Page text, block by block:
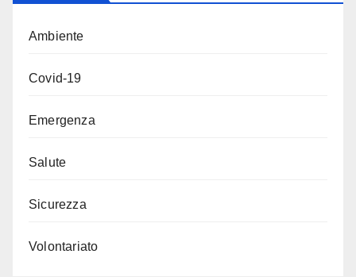
Ambiente
Covid-19
Emergenza
Salute
Sicurezza
Volontariato